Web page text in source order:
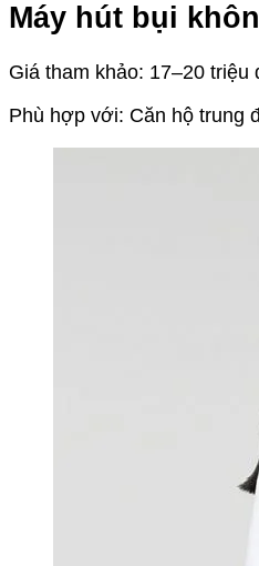
Máy hút bụi
Giá tham khảo: 17–20 triệu
Phù hợp với: Căn hộ trung